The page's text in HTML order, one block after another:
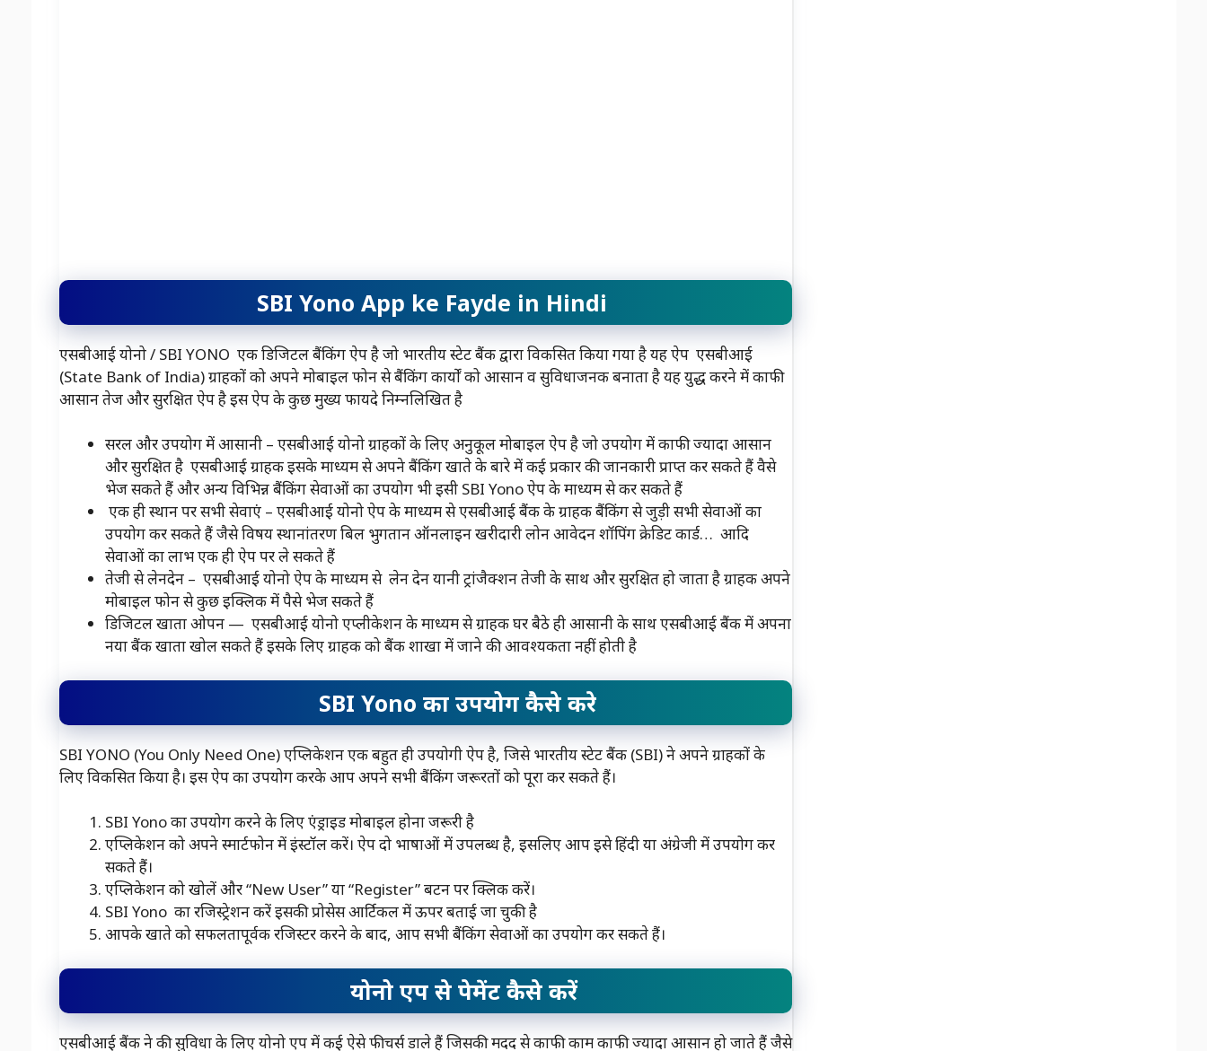
SBI Yono App ke Fayde in Hindi
एसबीआई योनो / SBI YONO एक डिजिटल बैंकिंग ऐप है जो भारतीय स्टेट बैंक द्वारा विकसित किया गया है यह ऐप एसबीआई
(State Bank of India) ग्राहकों को अपने मोबाइल फोन से बैंकिंग कार्यों को आसान व सुविधाजनक बनाता है यह युद्ध करने में काफी
आसान तेज और सुरक्षित ऐप है इस ऐप के कुछ मुख्य फायदे निम्नलिखित है
सरल और उपयोग में आसानी – एसबीआई योनो ग्राहकों के लिए अनुकूल मोबाइल ऐप है जो उपयोग में काफी ज्यादा आसान
और सुरक्षित है एसबीआई ग्राहक इसके माध्यम से अपने बैंकिंग खाते के बारे में कई प्रकार की जानकारी प्राप्त कर सकते हैं वैसे
भेज सकते हैं और अन्य विभिन्न बैंकिंग सेवाओं का उपयोग भी इसी SBI Yono ऐप के माध्यम से कर सकते हैं
एक ही स्थान पर सभी सेवाएं – एसबीआई योनो ऐप के माध्यम से एसबीआई बैंक के ग्राहक बैंकिंग से जुड़ी सभी सेवाओं का
उपयोग कर सकते हैं जैसे विषय स्थानांतरण बिल भुगतान ऑनलाइन खरीदारी लोन आवेदन शॉपिंग क्रेडिट कार्ड… आदि
सेवाओं का लाभ एक ही ऐप पर ले सकते हैं
तेजी से लेनदेन – एसबीआई योनो ऐप के माध्यम से लेन देन यानी ट्रांजैक्शन तेजी के साथ और सुरक्षित हो जाता है ग्राहक अपने
मोबाइल फोन से कुछ इक्लिक में पैसे भेज सकते हैं
डिजिटल खाता ओपन — एसबीआई योनो एप्लीकेशन के माध्यम से ग्राहक घर बैठे ही आसानी के साथ एसबीआई बैंक में अपना
नया बैंक खाता खोल सकते हैं इसके लिए ग्राहक को बैंक शाखा में जाने की आवश्यकता नहीं होती है
SBI Yono का उपयोग कैसे करे
SBI YONO (You Only Need One) एप्लिकेशन एक बहुत ही उपयोगी ऐप है, जिसे भारतीय स्टेट बैंक (SBI) ने अपने ग्राहकों के
लिए विकसित किया है। इस ऐप का उपयोग करके आप अपने सभी बैंकिंग जरूरतों को पूरा कर सकते हैं।
SBI Yono का उपयोग करने के लिए एंड्राइड मोबाइल होना जरूरी है
एप्लिकेशन को अपने स्मार्टफोन में इंस्टॉल करें। ऐप दो भाषाओं में उपलब्ध है, इसलिए आप इसे हिंदी या अंग्रेजी में उपयोग कर
सकते हैं।
एप्लिकेशन को खोलें और “New User” या “Register” बटन पर क्लिक करें।
SBI Yono का रजिस्ट्रेशन करें इसकी प्रोसेस आर्टिकल में ऊपर बताई जा चुकी है
आपके खाते को सफलतापूर्वक रजिस्टर करने के बाद, आप सभी बैंकिंग सेवाओं का उपयोग कर सकते हैं।
योनो एप से पेमेंट कैसे करें
एसबीआई बैंक ने की सुविधा के लिए योनो एप में कई ऐसे फीचर्स डाले हैं जिसकी मदद से काफी काम काफी ज्यादा आसान हो जाते हैं जैसे